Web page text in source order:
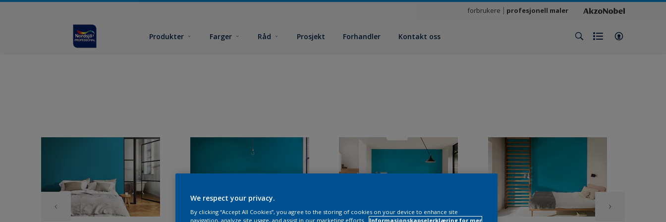
forbrukere profesjonell maler
Produkter Farger Råd Prosjekt Forhandler Kontakt oss
We respect your privacy.
By clicking “Accept All Cookies”, you agree to the storing of cookies on your device to enhance site
navigation, analyze site usage, and assist in our marketing efforts.
Informasjonskapselerklæring for mer